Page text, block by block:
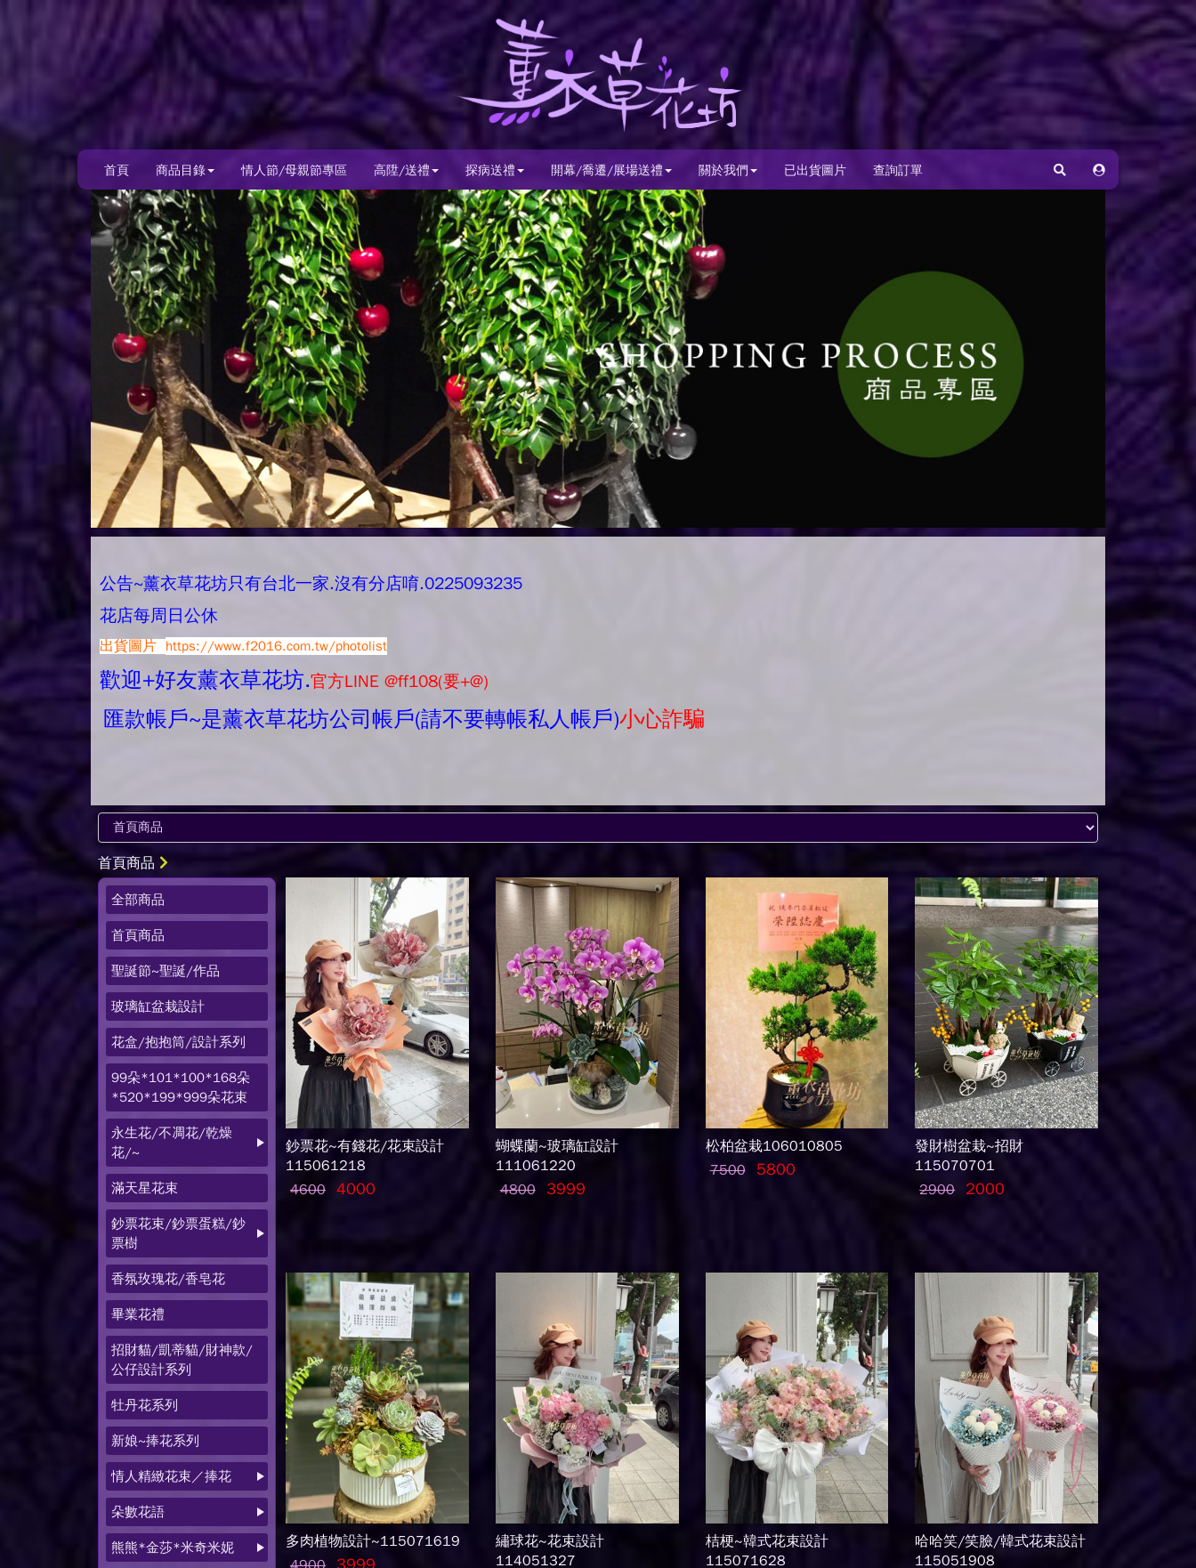
首頁 商品目錄 情人節/母親節專區 高陞/送禮 探病送禮 開幕/喬遷/展場送禮 關於我們 已出貨圖片 查詢訂單
公告~薰衣草花坊只有台北一家.沒有分店唷.0225093235
花店每周日公休
出貨圖片 https://www.f2016.com.tw/photolist
歡迎+好友薰衣草花坊.官方LINE @ff108(要+@)
匯款帳戶~是薰衣草花坊公司帳戶(請不要轉帳私人帳戶)小心詐騙
首頁商品
全部商品
首頁商品
聖誕節~聖誕/作品
玻璃缸盆栽設計
花盒/抱抱筒/設計系列
99朵*101*100*168朵
*520*199*999朵花束
永生花/不凋花/乾燥
花/~
滿天星花束
鈔票花束/鈔票蛋糕/鈔
票樹
香氛玫瑰花/香皂花
畢業花禮
招財貓/凱蒂貓/財神款/
公仔設計系列
牡丹花系列
新娘~捧花系列
情人精緻花束／捧花
朵數花語
熊熊*金莎*米奇米妮
鈔票花~有錢花/花束設計
115061218
4600 4000
蝴蝶蘭~玻璃缸設計
111061220
4800
3999
松柏盆栽106010805
7500
5800
發財樹盆栽~招財
115070701
2900
2000
多肉植物設計~115071619
繡球花~花束設計
114051327
桔梗~韓式花束設計
115071628
哈哈笑/笑臉/韓式花束設計
115051908